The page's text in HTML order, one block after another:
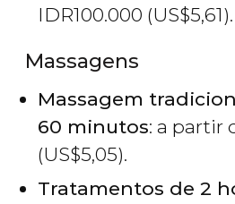
IDR100.000 (US$5,61).
Massagens
Massagem
60 minutos: a partir
(US$5,05).
Tratamentos de 2